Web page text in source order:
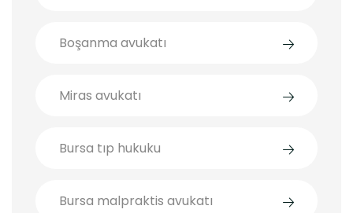
Boşanma avukatı
Miras avukatı
Bursa tıp hukuku
Bursa malpraktis avukatı